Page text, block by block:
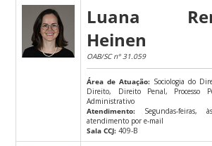
Luana
Heinen
OAB/SC nº 31.059
Área de Atuação: Sociologia do
Direito, Direito Penal, Processo
Administrativo
Atendimento: Segundas-feiras,
atendimento por e-mail
Sala CCJ: 409-B